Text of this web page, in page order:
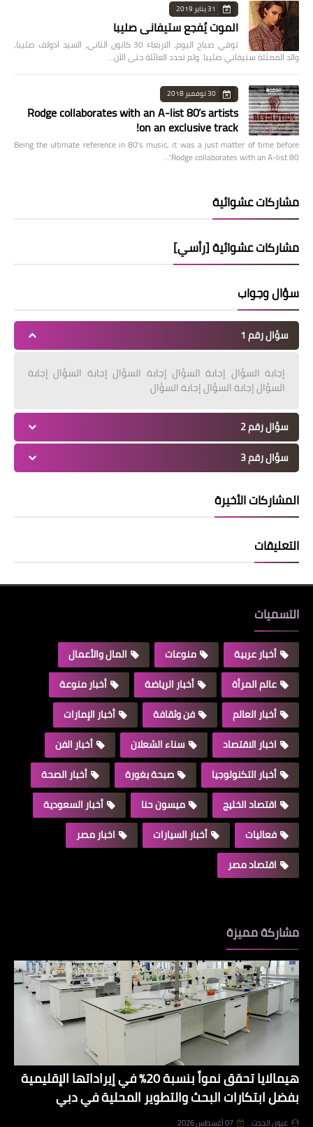
31 يناير 2019
الموت يُفجع ستيفاني صليبا
توفي صباح اليوم، الاربعاء 30 كانون الثاني، السيد ادولف صليبا،
والد الممثلة ستيفاني صليبا. ولم تحدد العائلة حتى الآن…
30 نوفمبر 2018
Rodge collaborates with an A-list 80’s artists
on an exclusive track!
Being the ultimate reference in 80’s music, it was a just matter of time before
Rodge collaborates with an A-list 80’…
مشاركات عشوائية
مشاركات عشوائية [رأسي]
سؤال وجواب
سؤال رقم 1
إجابة السؤال إجابة السؤال إجابة السؤال إجابة السؤال إجابة
السؤال إجابة السؤال إجابة السؤال
سؤال رقم 2
سؤال رقم 3
المشاركات الأخيرة
التعليقات
التسميات
أخبار عربية منوعات
المال والأعمال
عالم المرأة
أخبار الرياضة
أخبار منوعة
أخبار العالم
فن وثقافة
أخبار الإمارات
اخبار الاقتصاد
سناء الشعلان
أخبار الفن
أخبار التكنولوجيا
صبحة بغورة
أخبار الصحة
اقتصاد الخليج
ميسون حنا
أخبار السعودية
فعاليات
أخبار السيارات
اخبار مصر
اقتصاد مصر
مشاركة مميزة
هيمالايا تحقق نمواً بنسبة 20% في إيراداتها الإقليمية
بفضل ابتكارات البحث والتطوير المحلية في دبي
عيون الحدث 07 أغسطس 2026